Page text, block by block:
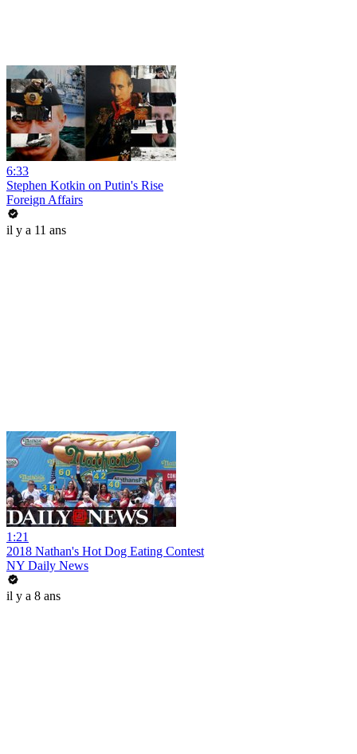
6:33
Stephen Kotkin on Putin's Rise
Foreign Affairs
il y a 11 ans
1:21
2018 Nathan's Hot Dog Eating Contest
NY Daily News
il y a 8 ans